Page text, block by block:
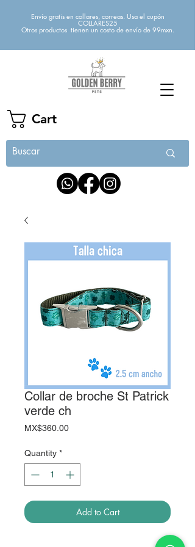
Cart
Envío gratis en collares, correas. Usa el cupón
COLLARES25
Otros productos tienen un costo de envío de 99mxn.
Collar de broche St Patrick
verde ch
MX$360.00Price
Quantity *
Add to Cart